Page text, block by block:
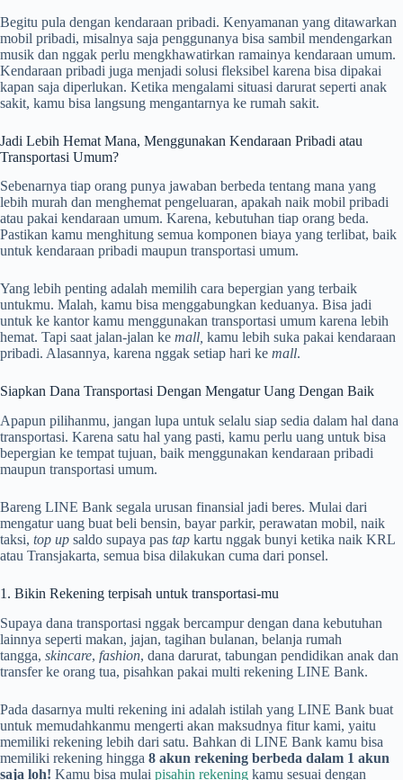
Begitu pula dengan kendaraan pribadi. Kenyamanan yang ditawarkan
mobil pribadi, misalnya saja penggunanya bisa sambil mendengarkan
musik dan nggak perlu mengkhawatirkan ramainya kendaraan umum.
Kendaraan pribadi juga menjadi solusi fleksibel karena bisa dipakai
kapan saja diperlukan. Ketika mengalami situasi darurat seperti anak
sakit, kamu bisa langsung mengantarnya ke rumah sakit.
Jadi Lebih Hemat Mana, Menggunakan Kendaraan Pribadi atau
Transportasi Umum?
Sebenarnya tiap orang punya jawaban berbeda tentang mana yang
lebih murah dan menghemat pengeluaran, apakah naik mobil pribadi
atau pakai kendaraan umum. Karena, kebutuhan tiap orang beda.
Pastikan kamu menghitung semua komponen biaya yang terlibat, baik
untuk kendaraan pribadi maupun transportasi umum.
Yang lebih penting adalah memilih cara bepergian yang terbaik
untukmu. Malah, kamu bisa menggabungkan keduanya. Bisa jadi
untuk ke kantor kamu menggunakan transportasi umum karena lebih
hemat. Tapi saat jalan-jalan ke mall, kamu lebih suka pakai kendaraan
pribadi. Alasannya, karena nggak setiap hari ke mall.
Siapkan Dana Transportasi Dengan Mengatur Uang Dengan Baik
Apapun pilihanmu, jangan lupa untuk selalu siap sedia dalam hal dana
transportasi. Karena satu hal yang pasti, kamu perlu uang untuk bisa
bepergian ke tempat tujuan, baik menggunakan kendaraan pribadi
maupun transportasi umum.
Bareng LINE Bank segala urusan finansial jadi beres. Mulai dari
mengatur uang buat beli bensin, bayar parkir, perawatan mobil, naik
taksi, top up saldo supaya pas tap kartu nggak bunyi ketika naik KRL
atau Transjakarta, semua bisa dilakukan cuma dari ponsel.
1. Bikin Rekening terpisah untuk transportasi-mu
Supaya dana transportasi nggak bercampur dengan dana kebutuhan
lainnya seperti makan, jajan, tagihan bulanan, belanja rumah
tangga, skincare, fashion, dana darurat, tabungan pendidikan anak dan
transfer ke orang tua, pisahkan pakai multi rekening LINE Bank.
Pada dasarnya multi rekening ini adalah istilah yang LINE Bank buat
untuk memudahkanmu mengerti akan maksudnya fitur kami, yaitu
memiliki rekening lebih dari satu. Bahkan di LINE Bank kamu bisa
memiliki rekening hingga 8 akun rekening berbeda dalam 1 akun
saja loh! Kamu bisa mulai pisahin rekening kamu sesuai dengan